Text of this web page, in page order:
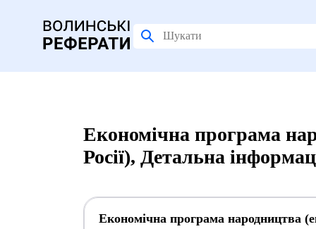
Економічна програма
Росії), Детальна
Економічна програма народництва